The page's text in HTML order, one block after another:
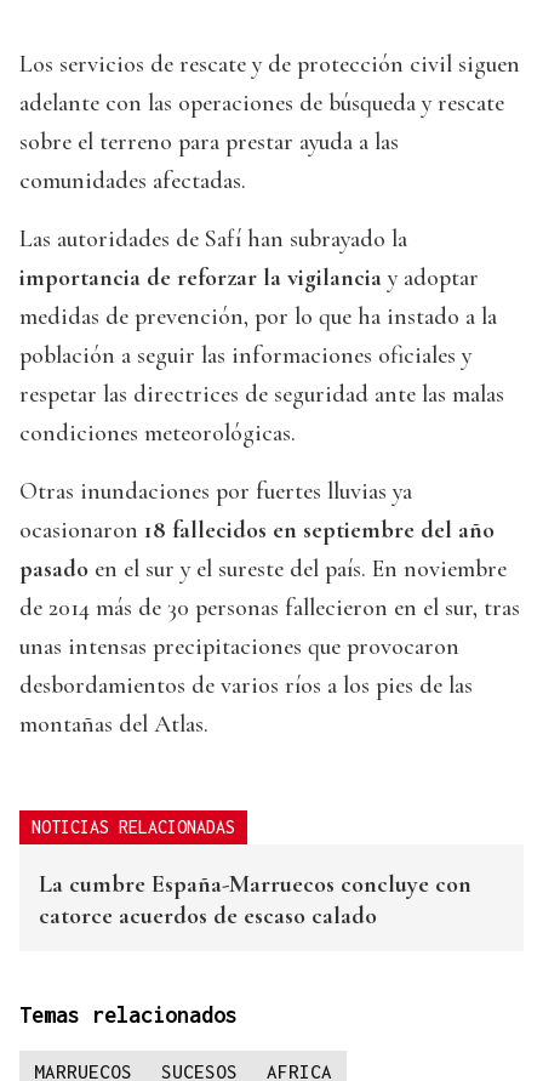
Los servicios de rescate y de protección civil siguen
adelante con las operaciones de búsqueda y rescate
sobre el terreno para prestar ayuda a las
comunidades afectadas.
Las autoridades de Safí han subrayado la
importancia de reforzar la vigilancia y adoptar
medidas de prevención, por lo que ha instado a la
población a seguir las informaciones oficiales y
respetar las directrices de seguridad ante las malas
condiciones meteorológicas.
Otras inundaciones por fuertes lluvias ya
ocasionaron 18 fallecidos en septiembre del año
pasado en el sur y el sureste del país. En noviembre
de 2014 más de 30 personas fallecieron en el sur, tras
unas intensas precipitaciones que provocaron
desbordamientos de varios ríos a los pies de las
montañas del Atlas.
NOTICIAS RELACIONADAS
La cumbre España-Marruecos concluye con
catorce acuerdos de escaso calado
Temas relacionados
MARRUECOS SUCESOS AFRICA